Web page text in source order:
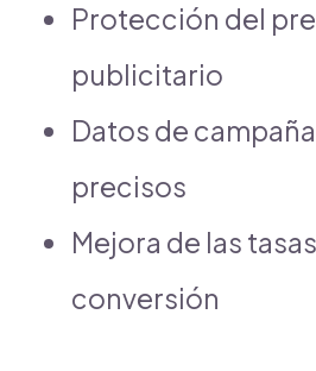
Protección del
publicitario
Datos de
precisos
Mejora de las
conversión